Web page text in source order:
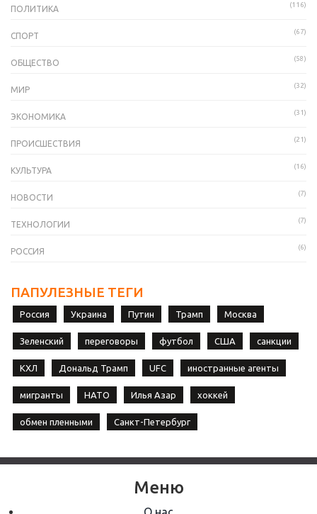
ПОЛИТИКА (116)
СПОРТ (67)
ОБЩЕСТВО (58)
МИР (32)
ЭКОНОМИКА (31)
ПРОИСШЕСТВИЯ (21)
КУЛЬТУРА (16)
НОВОСТИ (7)
ТЕХНОЛОГИИ (7)
РОССИЯ (6)
ПАПУЛЕЗНЫЕ ТЕГИ
Россия Украина Путин Трамп Москва
Зеленский переговоры футбол США санкции
КХЛ Дональд Трамп UFC иностранные агенты
мигранты НАТО Илья Азар хоккей
обмен пленными Санкт-Петербург
Меню